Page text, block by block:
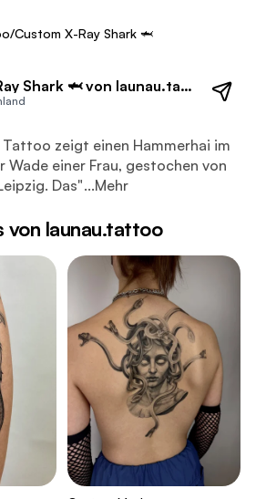
/Custom X-Ray Shark 🦈
Custom X-Ray Shark 🦈 von launau.tattoo
einen Hammerhai im X-Ray-Stil
Tattoo zeigt einen Hammerhai im
Wade einer Frau, gestochen von
Das"...Mehr
von launau.tattoo